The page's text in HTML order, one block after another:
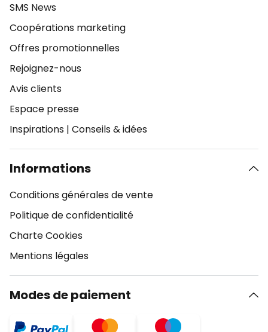
SMS News
Coopérations marketing
Offres promotionnelles
Rejoignez-nous
Avis clients
Espace presse
Inspirations | Conseils & idées
Informations
Conditions générales de vente
Politique de confidentialité
Charte Cookies
Mentions légales
Modes de paiement